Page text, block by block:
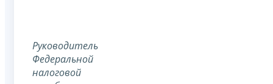
Руководитель
Федеральной
налоговой